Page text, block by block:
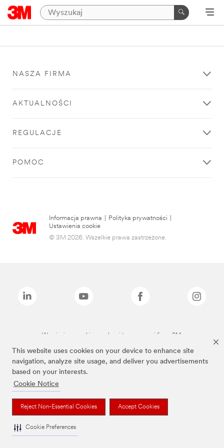
This website uses cookies on your device to enhance site
navigation, analyze site usage, and deliver you advertisements
based on your interests.
Cookie Notice
Reject Non-Essential Cookies Accept Cookies
Cookie Preferences
NASZA FIRMA
AKTUALNOŚCI
REGULACJE
POMOC
Informacja prawna Polityka prywatności
Ustawienia cookie
© 3M 2026. Wszelkie prawa zastrzeżone.
Wymienione marki są znakami towarowymi firmy 3M.